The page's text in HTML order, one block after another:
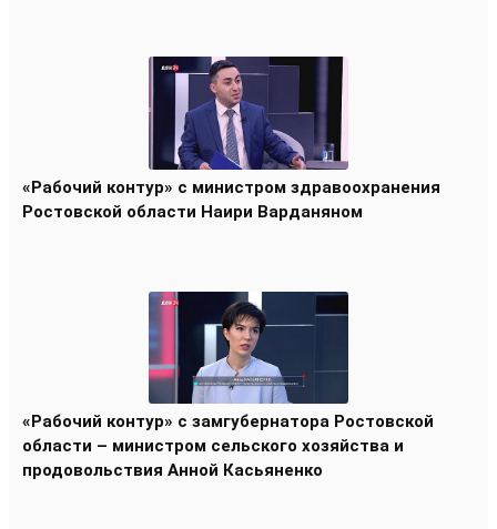
«Рабочий контур» с министром здравоохранения
Ростовской области Наири Варданяном
«Рабочий контур» с замгубернатора Ростовской
области – министром сельского хозяйства и
продовольствия Анной Касьяненко